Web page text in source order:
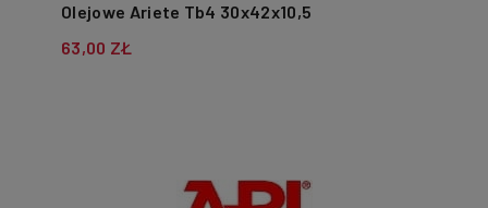
Olejowe Ariete Tb4 30x42x10,5
63,00 ZŁ